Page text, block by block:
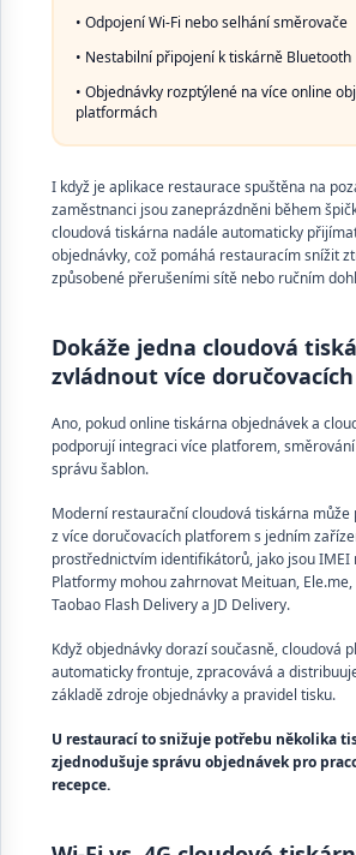
• Odpojení Wi-Fi nebo selhání směrovače
• Nestabilní připojení k tiskárně Bluetooth
• Objednávky rozptýlené na více online
platformách
I když je aplikace restaurace spuštěna na
zaměstnanci jsou zaneprázdněni během
cloudová tiskárna nadále automaticky
objednávky, což pomáhá restauracím snížit
způsobené přerušeními sítě nebo ručním
Dokáže jedna cloudová
zvládnout více
Ano, pokud online tiskárna objednávek a
podporují integraci více platforem,
správu šablon.
Moderní restaurační cloudová tiskárna může
z více doručovacích platforem s jedním
prostřednictvím identifikátorů, jako jsou IMEI
Platformy mohou zahrnovat Meituan,
Taobao Flash Delivery a JD Delivery.
Když objednávky dorazí současně, cloudová
automaticky frontuje, zpracovává a
základě zdroje objednávky a pravidel tisku.
U restaurací to snižuje potřebu několika
zjednodušuje správu objednávek pro
recepce.